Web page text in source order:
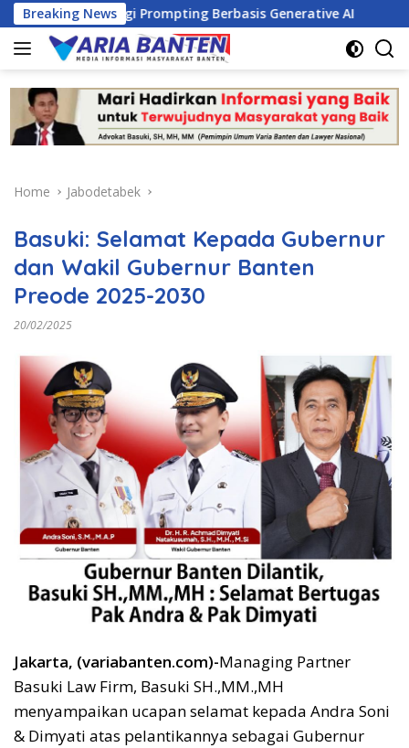
Skip
to
content
Breaking News
Strategi Prompting Berbasis Generative AI PKM
Home Jabodetabek
Basuki: Selamat Kepada Gubernur
dan Wakil Gubernur Banten
Preode 2025-2030
20/02/2025
Jakarta, (variabanten.com)-Managing Partner
Basuki Law Firm, Basuki SH.,MM.,MH
menyampaikan ucapan selamat kepada Andra Soni
& Dimyati atas pelantikannya sebagai Gubernur